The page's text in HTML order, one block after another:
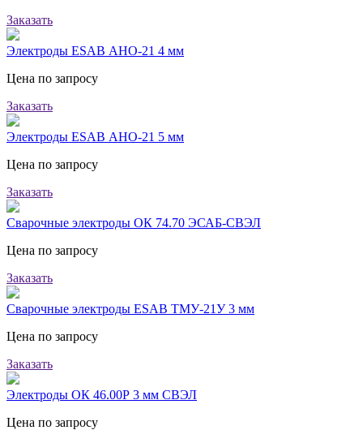
Заказать
Электроды ESAB АНО-21 4 мм
Цена по запросу
Заказать
Электроды ESAB АНО-21 5 мм
Цена по запросу
Заказать
Сварочные электроды ОК 74.70 ЭСАБ-СВЭЛ
Цена по запросу
Заказать
Сварочные электроды ESAB ТМУ-21У 3 мм
Цена по запросу
Заказать
Электроды ОК 46.00Р 3 мм СВЭЛ
Цена по запросу